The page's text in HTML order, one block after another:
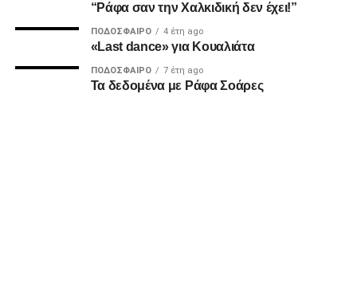
ADVERTISEMENT
“Ράφα σαν την Χαλκιδική δεν έχει!”
ΠΟΔΌΣΦΑΙΡΟ 4 έτη ago
«Last dance» για Κουαλιάτα
ΠΟΔΌΣΦΑΙΡΟ 7 έτη ago
Τα δεδομένα με Ράφα Σοάρες